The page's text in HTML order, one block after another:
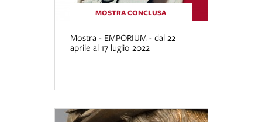
MOSTRA CONCLUSA
Mostra - EMPORIUM - dal 22
aprile al 17 luglio 2022